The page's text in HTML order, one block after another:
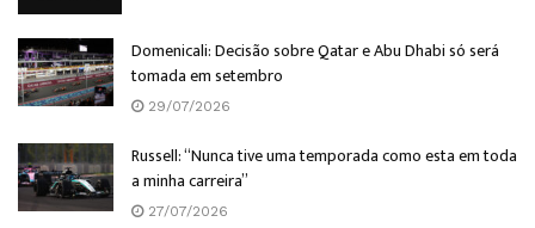
Domenicali: Decisão sobre Qatar e Abu Dhabi só será
tomada em setembro
29/07/2026
Russell: “Nunca tive uma temporada como esta em toda
a minha carreira”
27/07/2026